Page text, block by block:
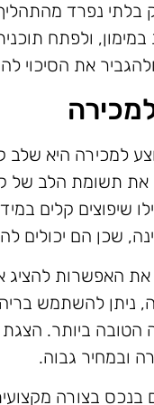
בלתי נפרד
במימון, ולפתח
את הסיכוי
למכירה היא שלב
תשומת הלב של
שיפוצים קלים
שכן הם
האפשרות להציג
ניתן להשתמש
הטובה ביותר.
ובמחיר גבוה.
בנכס בצורה